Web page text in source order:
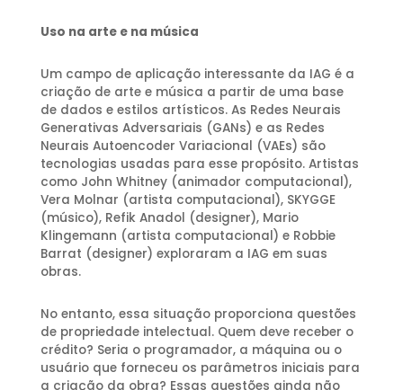
Uso na arte e na música
Um campo de aplicação interessante da IAG é a
criação de arte e música a partir de uma base
de dados e estilos artísticos. As Redes Neurais
Generativas Adversariais (GANs) e as Redes
Neurais Autoencoder Variacional (VAEs) são
tecnologias usadas para esse propósito. Artistas
como John Whitney (animador computacional),
Vera Molnar (artista computacional), SKYGGE
(músico), Refik Anadol (designer), Mario
Klingemann (artista computacional) e Robbie
Barrat (designer) exploraram a IAG em suas
obras.
No entanto, essa situação proporciona questões
de propriedade intelectual. Quem deve receber o
crédito? Seria o programador, a máquina ou o
usuário que forneceu os parâmetros iniciais para
a criação da obra? Essas questões ainda não